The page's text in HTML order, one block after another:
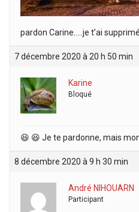
pardon Carine…..je t’ai
7 décembre 2020 à 20 h 50 min
Karine
Bloqué
😆 😆 Je te pardonne, mais
8 décembre 2020 à 9 h 30 min
André NIHOUARN
Participant